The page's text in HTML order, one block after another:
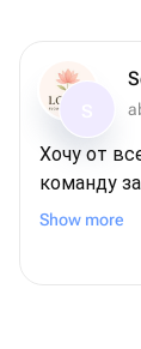
Хочу от
команду
внимание к
Show more